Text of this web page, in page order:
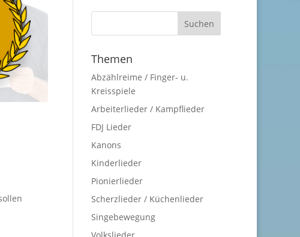
Themen
Abzählreime / Finger- u.
Kreisspiele
Arbeiterlieder / Kampflieder
FDJ Lieder
Kanons
Kinderlieder
Pionierlieder
Scherzlieder / Küchenlieder
Singebewegung